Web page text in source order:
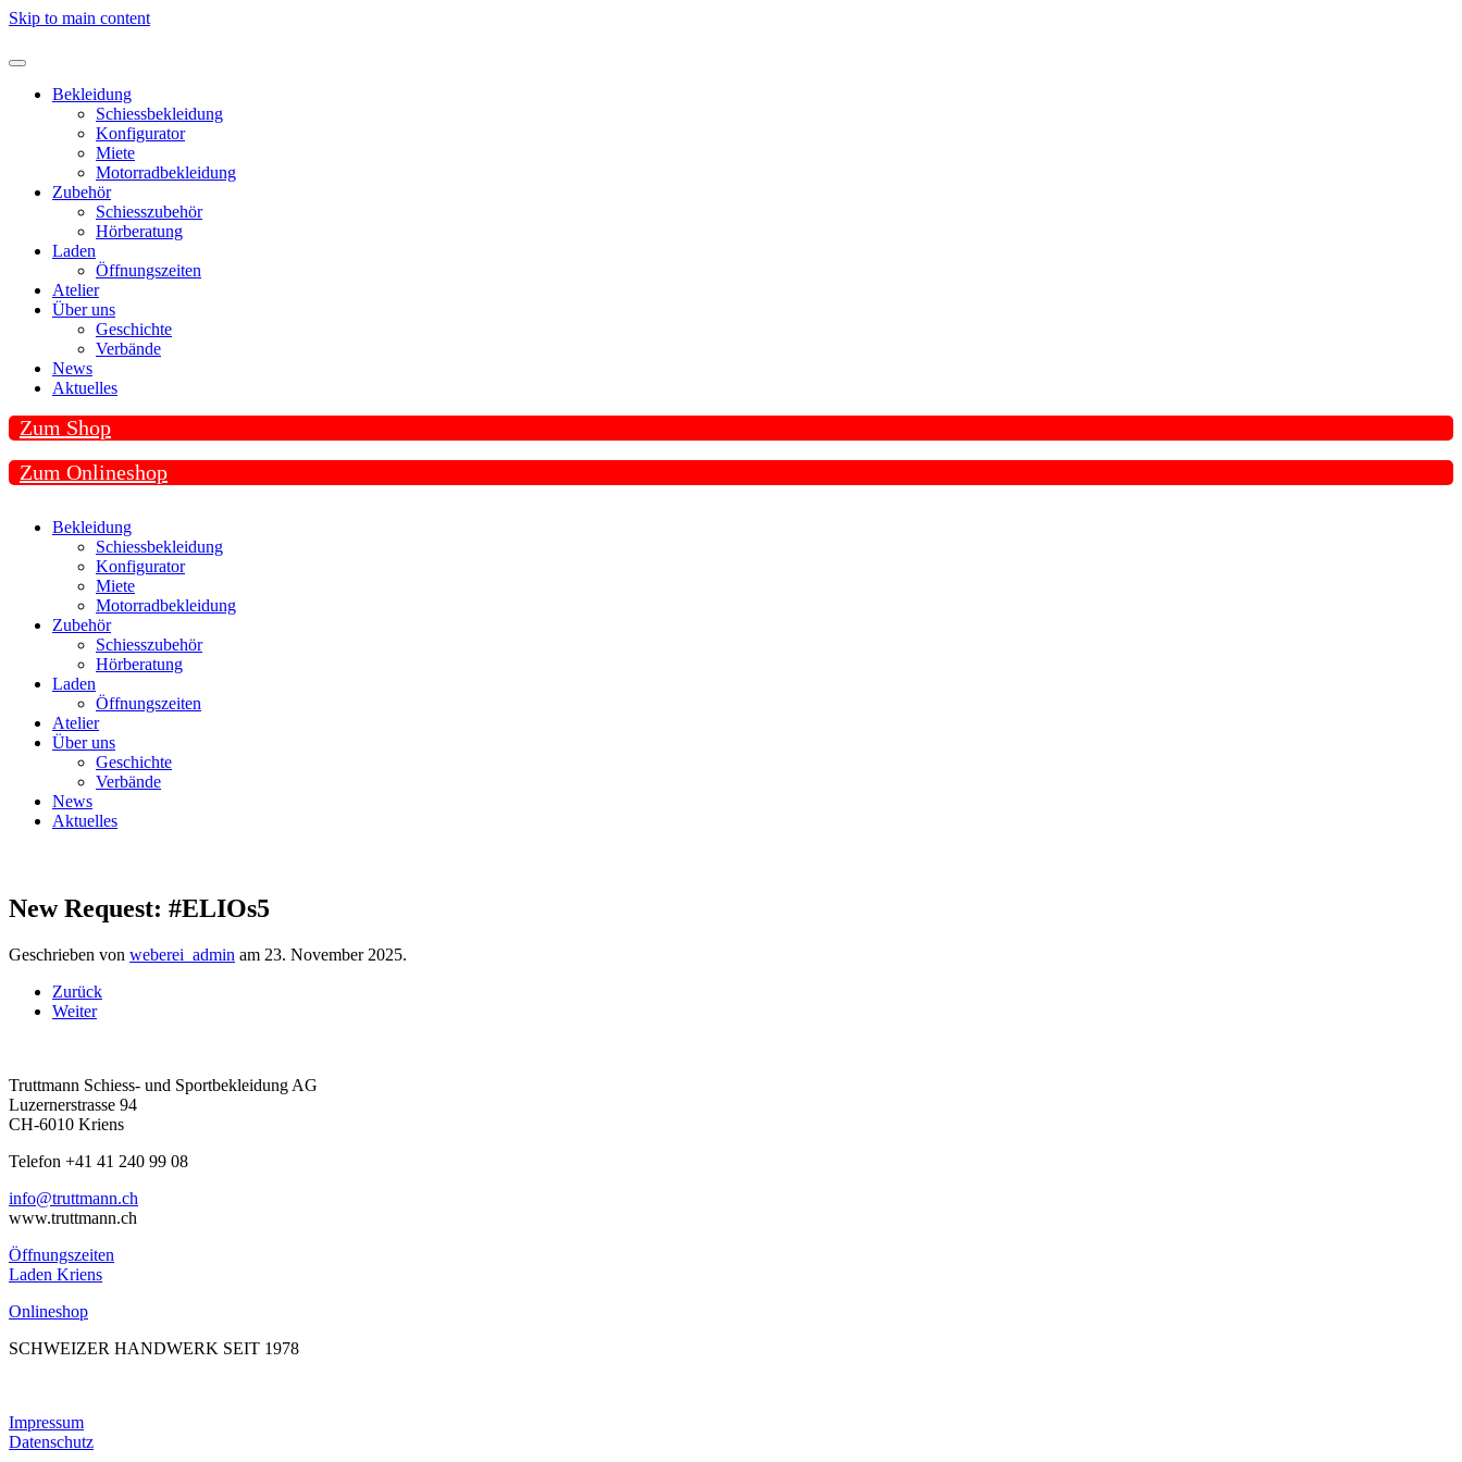
Skip to main content
Bekleidung
Schiessbekleidung
Konfigurator
Miete
Motorradbekleidung
Zubehör
Schiesszubehör
Hörberatung
Laden
Öffnungszeiten
Atelier
Über uns
Geschichte
Verbände
News
Aktuelles
Zum Shop
Zum Onlineshop
Bekleidung
Schiessbekleidung
Konfigurator
Miete
Motorradbekleidung
Zubehör
Schiesszubehör
Hörberatung
Laden
Öffnungszeiten
Atelier
Über uns
Geschichte
Verbände
News
Aktuelles
New Request: #ELIOs5
Geschrieben von weberei_admin am 23. November 2025.
Zurück
Weiter
Truttmann Schiess- und Sportbekleidung AG
Luzernerstrasse 94
CH-6010 Kriens
Telefon +41 41 240 99 08
hc.nnamtturt@ofni
www.truttmann.ch
Öffnungszeiten
Laden Kriens
Onlineshop
SCHWEIZER HANDWERK SEIT 1978
Impressum
Datenschutz